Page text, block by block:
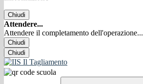
Chiudi
Attendere...
Attendere il completamento dell'operazione...
Chiudi
Chiudi